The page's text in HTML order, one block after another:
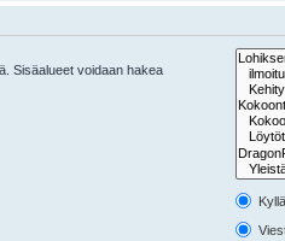
Sisäalueet voidaan hakea